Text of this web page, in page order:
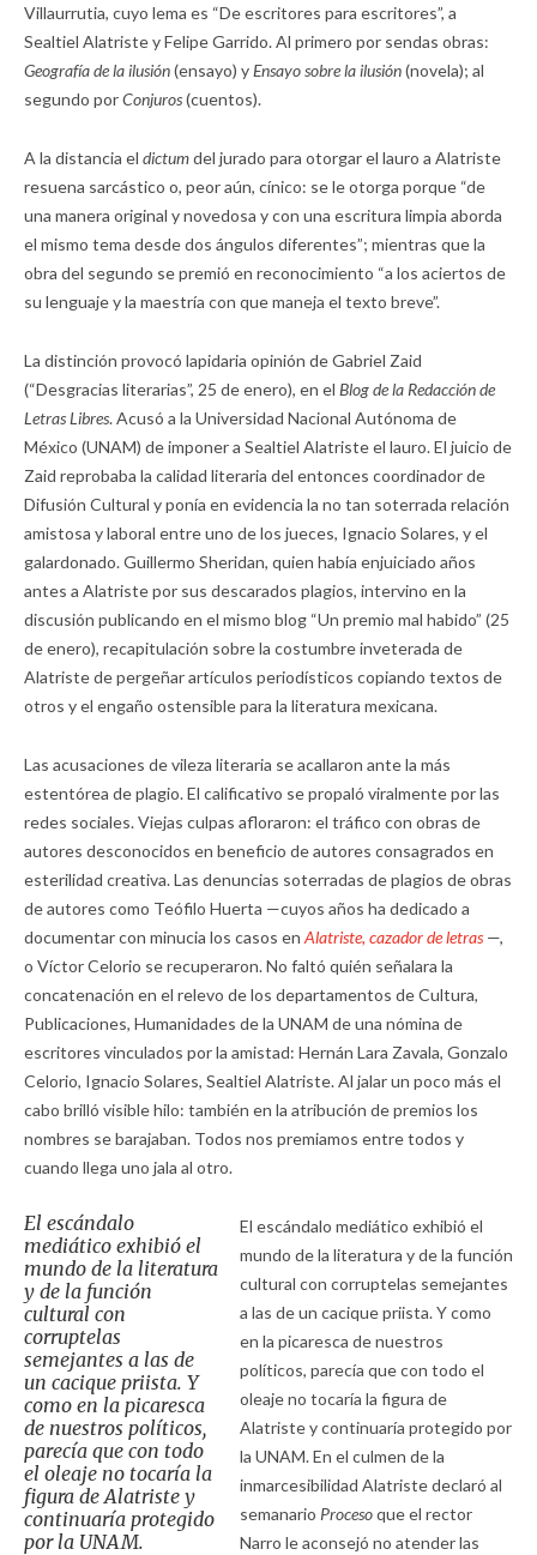
Villaurrutia, cuyo lema es “De escritores para escritores”, a
Sealtiel Alatriste y Felipe Garrido. Al primero por sendas obras:
Geografía de la ilusión(ensayo) yEnsayo sobre la ilusión(novela); al
segundo porConjuros(cuentos).
A la distancia el dictumdel jurado para otorgar el lauro a Alatriste
resuena sarcástico o, peor aún, cínico: se le otorga porque “de
una manera original y novedosa y con una escritura limpia aborda
el mismo tema desde dos ángulos diferentes”; mientras que la
obra del segundo se premió en reconocimiento “a los aciertos de
su lenguaje y la maestría con que maneja el texto breve”.
La distinción provocó lapidaria opinión de Gabriel Zaid
(“Desgracias literarias”, 25 de enero), en el Blog de la Redacción de
Letras Libres. Acusó a la Universidad Nacional Autónoma de
México (UNAM) de imponer a Sealtiel Alatriste el lauro. El juicio de
Zaid reprobaba la calidad literaria del entonces coordinador de
Difusión Cultural y ponía en evidencia la no tan soterrada relación
amistosa y laboral entre uno de los jueces, Ignacio Solares, y el
galardonado. Guillermo Sheridan, quien había enjuiciado años
antes a Alatriste por sus descarados plagios, intervino en la
discusión publicando en el mismo blog “Un premio mal habido” (25
de enero), recapitulación sobre la costumbre inveterada de
Alatriste de pergeñar artículos periodísticos copiando textos de
otros y el engaño ostensible para la literatura mexicana.
Las acusaciones de vileza literaria se acallaron ante la más
estentórea de plagio. El calificativo se propaló viralmente por las
redes sociales. Viejas culpas afloraron: el tráfico con obras de
autores desconocidos en beneficio de autores consagrados en
esterilidad creativa. Las denuncias soterradas de plagios de obras
de autores como Teófilo Huerta —cuyos años ha dedicado a
documentar con minucia los casos en Alatriste, cazador de letras —,
o Víctor Celorio se recuperaron. No faltó quién señalara la
concatenación en el relevo de los departamentos de Cultura,
Publicaciones, Humanidades de la UNAM de una nómina de
escritores vinculados por la amistad: Hernán Lara Zavala, Gonzalo
Celorio, Ignacio Solares, Sealtiel Alatriste. Al jalar un poco más el
cabo brilló visible hilo: también en la atribución de premios los
nombres se barajaban. Todos nos premiamos entre todos y
cuando llega uno jala al otro.
El escándalo
mediático exhibió el
mundo de la literatura
y de la función
cultural con
corruptelas
semejantes a las de
un cacique priista. Y
como en la picaresca
de nuestros políticos,
parecía que con todo
el oleaje no tocaría la
figura de Alatriste y
continuaría protegido
por la UNAM.
El escándalo mediático exhibió el
mundo de la literatura y de la función
cultural con corruptelas semejantes
a las de un cacique priista. Y como
en la picaresca de nuestros
políticos, parecía que con todo el
oleaje no tocaría la figura de
Alatriste y continuaría protegido por
la UNAM. En el culmen de la
inmarcesibilidad Alatriste declaró al
semanario Procesoque el rector
Narro le aconsejó no atender las